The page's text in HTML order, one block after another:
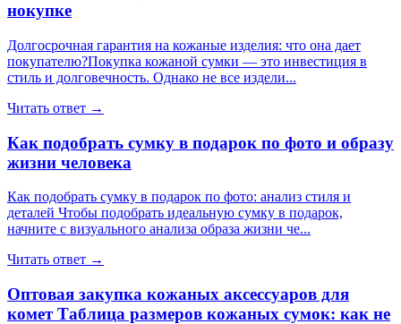
нокупке
Долгосрочная гарантия на кожаные изделия: что она дает
покупателю?Покупка кожаной сумки — это инвестиция в
стиль и долговечность. Однако не все издели...
Читать ответ →
Как подобрать сумку в подарок по фото и образу
жизни человека
Как подобрать сумку в подарок по фото: анализ стиля и
деталей Чтобы подобрать идеальную сумку в подарок,
начните с визуального анализа образа жизни че...
Читать ответ →
Оптовая закупка кожаных аксессуаров для
комет Таблица размеров кожаных сумок: как не